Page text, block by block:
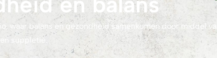
waar balans en gezondheid samenkomen door middel van
suppletie.